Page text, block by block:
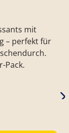
mit
– perfekt für
Pack.